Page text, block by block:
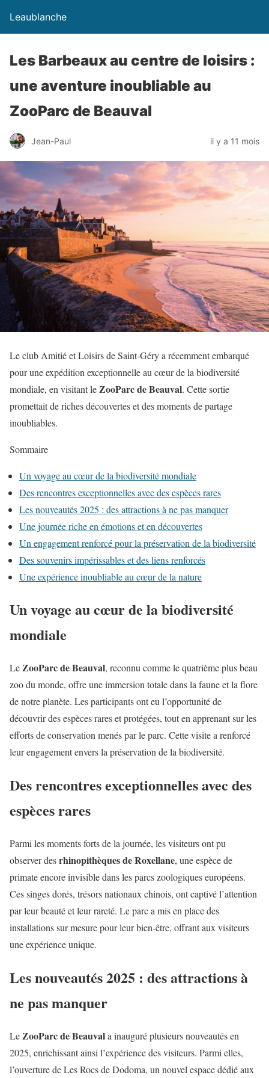
Leaublanche
Les Barbeaux au centre de loisirs :
une aventure inoubliable au
ZooParc de Beauval
Jean-Paul il y a 11 mois
Le club Amitié et Loisirs de Saint-Géry a récemment embarqué
pour une expédition exceptionnelle au cœur de la biodiversité
mondiale, en visitant le ZooParc de Beauval. Cette sortie
promettait de riches découvertes et des moments de partage
inoubliables.
Sommaire
Un voyage au cœur de la biodiversité mondiale
Des rencontres exceptionnelles avec des espèces rares
Les nouveautés 2025 : des attractions à ne pas manquer
Une journée riche en émotions et en découvertes
Un engagement renforcé pour la préservation de la biodiversité
Des souvenirs impérissables et des liens renforcés
Une expérience inoubliable au cœur de la nature
Un voyage au cœur de la biodiversité
mondiale
LeZooParc de Beauval, reconnu comme le quatrième plus beau
zoo du monde, offre une immersion totale dans la faune et la flore
de notre planète. Les participants ont eu l’opportunité de
découvrir des espèces rares et protégées, tout en apprenant sur les
efforts de conservation menés par le parc. Cette visite a renforcé
leur engagement envers la préservation de la biodiversité.
Des rencontres exceptionnelles avec des
espèces rares
Parmi les moments forts de la journée, les visiteurs ont pu
observer desrhinopithèques de Roxellane, une espèce de
primate encore invisible dans les parcs zoologiques européens.
Ces singes dorés, trésors nationaux chinois, ont captivé l’attention
par leur beauté et leur rareté. Le parc a mis en place des
installations sur mesure pour leur bien-être, offrant aux visiteurs
une expérience unique.
Les nouveautés 2025 : des attractions à
ne pas manquer
LeZooParc de Beauvala inauguré plusieurs nouveautés en
2025, enrichissant ainsi l’expérience des visiteurs. Parmi elles,
l’ouverture de Les Rocs de Dodoma, un nouvel espace dédié aux